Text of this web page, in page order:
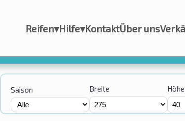
Reifen▾Hilfe▾KontaktÜber uns
Saison Breite Höhe